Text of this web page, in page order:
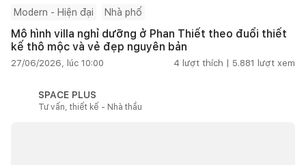
Modern - Hiện đại Nhà phố
Mô hình villa nghỉ dưỡng ở Phan Thiết theo đuổi thiết
kế thô mộc và vẻ đẹp nguyên bản
27/06/2026, lúc 10:00 4 lượt thích | 5.881 lượt xem
SPACE PLUS
Tư vấn, thiết kế - Nhà thầu